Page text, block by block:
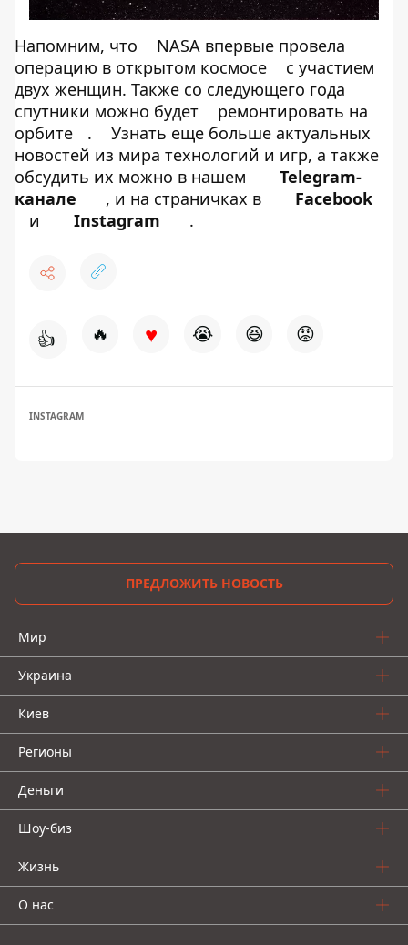
Напомним, что
NASA впервые провела
операцию в открытом космосе
с участием
двух женщин. Также со следующего года
спутники можно будет
ремонтировать на
орбите
.
Узнать еще больше актуальных
новостей из мира технологий и игр, а также
обсудить их можно в нашем
Telegram-
канале
, и на страничках в
Facebook
и
Instagram .
👍 🔥 ♥ 😭 😆 😡
INSTAGRAM
ПРЕДЛОЖИТЬ НОВОСТЬ
Мир
Украина
Киев
Регионы
Деньги
Шоу-биз
Жизнь
О нас